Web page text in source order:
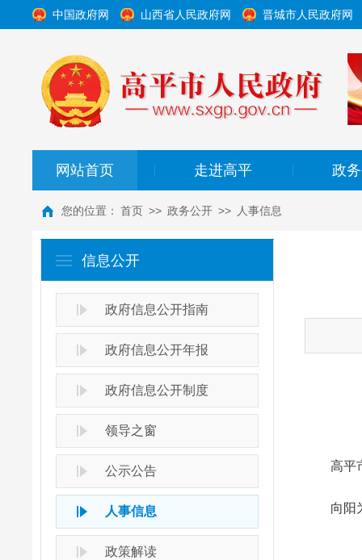
中国政府网 山西省人民政府网 晋城市人民政府网
网站首页 走进高平 政
您的位置： 首页 >> 政务公开 >> 人事信息
信息公开
政府信息公开指南
政府信息公开年报
政府信息公开制度
领导之窗
公示公告
人事信息
政策解读
高平市
向阳为